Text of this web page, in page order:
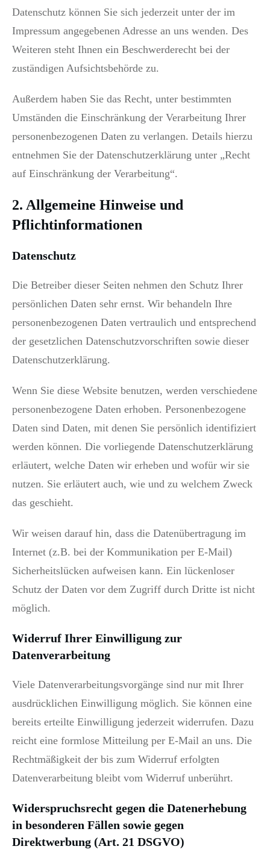
Datenschutz können Sie sich jederzeit unter der im
Impressum angegebenen Adresse an uns wenden. Des
Weiteren steht Ihnen ein Beschwerderecht bei der
zuständigen Aufsichtsbehörde zu.
Außerdem haben Sie das Recht, unter bestimmten
Umständen die Einschränkung der Verarbeitung Ihrer
personenbezogenen Daten zu verlangen. Details hierzu
entnehmen Sie der Datenschutzerklärung unter „Recht
auf Einschränkung der Verarbeitung“.
2. Allgemeine Hinweise und
Pflichtinformationen
Datenschutz
Die Betreiber dieser Seiten nehmen den Schutz Ihrer
persönlichen Daten sehr ernst. Wir behandeln Ihre
personenbezogenen Daten vertraulich und entsprechend
der gesetzlichen Datenschutzvorschriften sowie dieser
Datenschutzerklärung.
Wenn Sie diese Website benutzen, werden verschiedene
personenbezogene Daten erhoben. Personenbezogene
Daten sind Daten, mit denen Sie persönlich identifiziert
werden können. Die vorliegende Datenschutzerklärung
erläutert, welche Daten wir erheben und wofür wir sie
nutzen. Sie erläutert auch, wie und zu welchem Zweck
das geschieht.
Wir weisen darauf hin, dass die Datenübertragung im
Internet (z.B. bei der Kommunikation per E-Mail)
Sicherheitslücken aufweisen kann. Ein lückenloser
Schutz der Daten vor dem Zugriff durch Dritte ist nicht
möglich.
Widerruf Ihrer Einwilligung zur
Datenverarbeitung
Viele Datenverarbeitungsvorgänge sind nur mit Ihrer
ausdrücklichen Einwilligung möglich. Sie können eine
bereits erteilte Einwilligung jederzeit widerrufen. Dazu
reicht eine formlose Mitteilung per E-Mail an uns. Die
Rechtmäßigkeit der bis zum Widerruf erfolgten
Datenverarbeitung bleibt vom Widerruf unberührt.
Widerspruchsrecht gegen die Datenerhebung
in besonderen Fällen sowie gegen
Direktwerbung (Art. 21 DSGVO)